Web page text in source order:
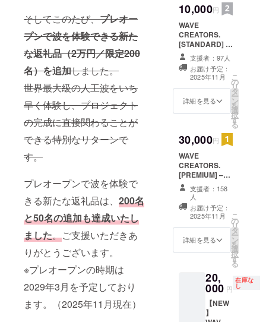
そしてこのたび、プレオー
プンで波を体験できる新た
な返礼品（2万円／限定200
名）を追加しました。
世界最大級の人工波をいち
早く体験し、プロジェクト
の完成に直接関わることが
できる特別なリターンで
す。
プレオープンで波を体験で
きる新たな返礼品は、 200名
と50名の追加も達成いたし
ました。ご支援いただきあ
りがとうございます。
※プレオープンの時期は
2029年3月を予定しており
ます。（2025年11月現在）
も行ってお
ります。
競輪場を活
用し、小さ
い子どもで
も始めやす
いオフロー
ドバイクを
中心に体の
えたり、自
転車を楽し
める場所を
提供し、ス
ポーツの普
及活動に力
を入れてい
ます。私た
ちJPFはス
ポーツ全般
施設作りや
事業提供を
行い、「競
ト第1章の共創者
としての証明。
②限定ステッ
カー（小サイズ
／クラファン限
定デザイン） ・
屋外・屋内どち
らでも使用可能
な耐水仕様。
デジタル証明書
はメールにて送
ありません。 ・
ステッカーのデ
ザインは変更に
なる場合があり
ます。
10,000円
WAVE
CREATORS.
[STANDARD] –
10,000円 - 共創
の輪の真ん中に
加わる - 【内容
詳細】 ・デジタ
ル証明書（シリ
アルナンバー入
イズ／クラファ
ン限定デザイ
ン） ・限定T
シャツ
（「WAVE
CREATORS.」
ロゴ入り） └
男女兼用サイズ
（S/M/L/XL）。
カラーは選択不
（開発レポート
／月1回配信）
舞台裏エピソー
ドなど支援者限
定情報を配信。
【留意事項】 ・
Tシャツのサイズ
は申込み時に選
支援者：97人
お届け予定：
2025年11月
詳細を見る
こ
の
リ
タ
ー
ン
を
選
択
す
る
30,000円
WAVE
CREATORS.
[PREMIUM] –
30,000円 - この
挑戦の歴史に参
加する - 【内容
詳細】 ・デジタ
ル証明書（シリ
り／英語表記付
き） ・限定ス
／クラファン限
定デザイン） ・
限定Tシャツ
（（「WAVE
CREATORS.」
支援者：158
人
お届け予定：
2025年11月
詳細を見る
こ
の
リ
タ
ー
ン
を
選
択
す
る
20,
000 円
在庫な
し
【NEW
】